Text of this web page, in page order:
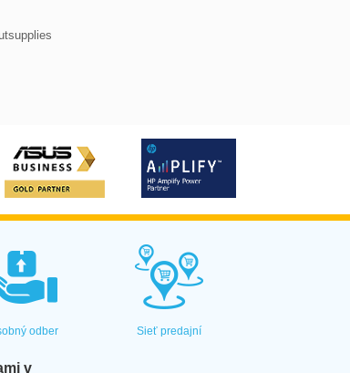
odber Sieť predajní
v